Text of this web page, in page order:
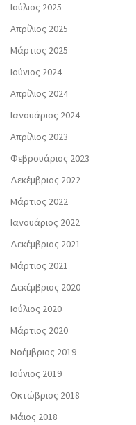
Ιούλιος 2025
Απρίλιος 2025
Μάρτιος 2025
Ιούνιος 2024
Απρίλιος 2024
Ιανουάριος 2024
Απρίλιος 2023
Φεβρουάριος 2023
Δεκέμβριος 2022
Μάρτιος 2022
Ιανουάριος 2022
Δεκέμβριος 2021
Μάρτιος 2021
Δεκέμβριος 2020
Ιούλιος 2020
Μάρτιος 2020
Νοέμβριος 2019
Ιούνιος 2019
Οκτώβριος 2018
Μάιος 2018